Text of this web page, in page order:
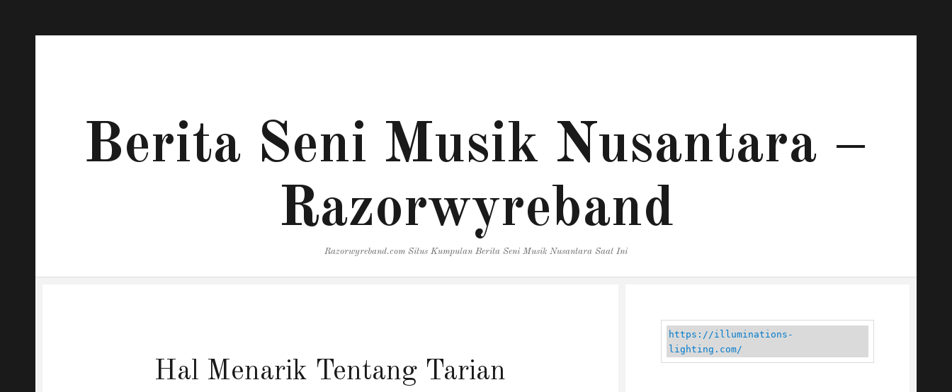
Berita Seni Musik Nusantara –
Razorwyreband
Razorwyreband.com Situs Kumpulan Berita Seni Musik Nusantara Saat Ini
Hal Menarik Tentang Tarian
https://illuminations-
lighting.com/